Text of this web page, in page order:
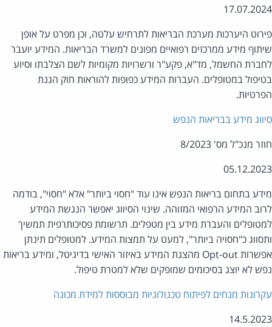
היערכות מערכת הבריאות לתרחיש עלטה, וכן מפרט על אופן
מידע ממרכזים רפואיים מפונים למשרד הבריאות. המידע יועבר
החשמל, מד"א, פקע"ר ורשרויות מקומיות לשם הצלבתו וסיוע
במטופלים. העברות המידע כפופות להוראות חוק הגנת
מידע בבריאות הנפש
מנכ"ל מס' 8/2023
בתחום בריאות הנפש אינו עוד "חסוי ביותר" אלא "חסוי", בודמה
המידע הרפואי המזוהה. שינוי הסיווג יאפשר הנגשת המידע
והעברת מידע בין מטפלים. תרשומת פסיכותרפית תמשיך
כ"חסויה ביותר", למעט על תמצות המידע. למטופלים תינתן
אפשרות Opt-out מהצגת המידע באיזור האישי בדיגיטל, ומידע בריאות
לא יוצג בסיכומים שמופקים שלא למטרת טיפול.
מנחים לפיתוח טכנולוגיות מבוססות למידת מכונה